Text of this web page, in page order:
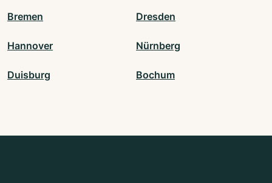
Bremen Dresden
Hannover Nürnberg
Duisburg Bochum